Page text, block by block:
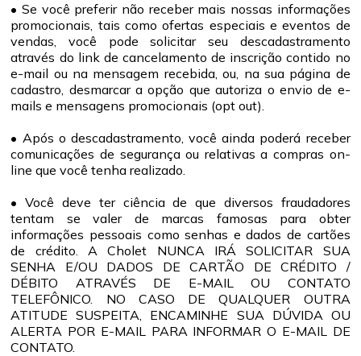
• Se você preferir não receber mais nossas informações
promocionais, tais como ofertas especiais e eventos de
vendas, você pode solicitar seu descadastramento
através do link de cancelamento de inscrição contido no
e-mail ou na mensagem recebida, ou, na sua página de
cadastro, desmarcar a opção que autoriza o envio de e-
mails e mensagens promocionais (opt out).
• Após o descadastramento, você ainda poderá receber
comunicações de segurança ou relativas a compras on-
line que você tenha realizado.
• Você deve ter ciência de que diversos fraudadores
tentam se valer de marcas famosas para obter
informações pessoais como senhas e dados de cartões
de crédito. A Cholet NUNCA IRÁ SOLICITAR SUA
SENHA E/OU DADOS DE CARTÃO DE CRÉDITO /
DÉBITO ATRAVÉS DE E-MAIL OU CONTATO
TELEFÔNICO. NO CASO DE QUALQUER OUTRA
ATITUDE SUSPEITA, ENCAMINHE SUA DÚVIDA OU
ALERTA POR E-MAIL PARA INFORMAR O E-MAIL DE
CONTATO.